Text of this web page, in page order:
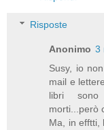
Risposte
Anonimo 3
Susy, io
mail e
libri sono
morti...però
Ma, in efftti,